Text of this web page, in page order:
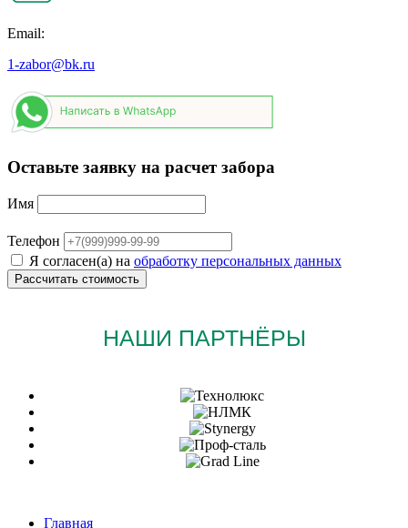
Email:
1-zabor@bk.ru
Оставьте заявку на расчет забора
Имя
Телефон
Я согласен(а) на обработку персональных данных
НАШИ ПАРТНЁРЫ
Главная